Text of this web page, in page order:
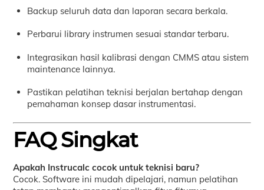
Backup seluruh data dan laporan secara berkala.
Perbarui library instrumen sesuai standar terbaru.
Integrasikan hasil kalibrasi dengan CMMS atau sistem
maintenance lainnya.
Pastikan pelatihan teknisi berjalan bertahap dengan
pemahaman konsep dasar instrumentasi.
FAQ Singkat
Apakah Instrucalc cocok untuk teknisi baru?
Cocok. Software ini mudah dipelajari, namun pelatihan